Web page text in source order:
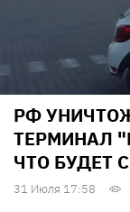
РФ
ТЕРМИНАЛ
ЧТО БУДЕТ
31 Июля 17:58